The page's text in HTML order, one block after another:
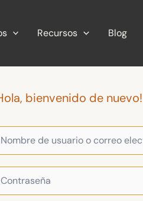
Recursos Blog
bienvenido de nuevo!